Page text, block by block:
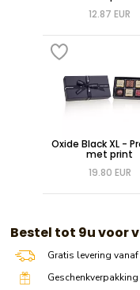
12.87 EUR
Oxide Black XL -
met print
19.80 EUR
Bestel tot 9u voor
Gratis levering
Geschenkverpakking